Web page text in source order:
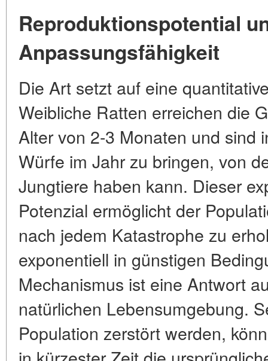
Reproduktionspotential
Anpassungsfähigkeit
Die Art setzt auf eine
Weibliche Ratten erreichen die
Alter von 2-3 Monaten und sind
Würfe im Jahr zu bringen, von
Jungtiere haben kann. Dieser
Potenzial ermöglicht der
nach jedem Katastrophe zu
exponentiell in günstigen
Mechanismus ist eine Antwort
natürlichen Lebensumgebung.
Population zerstört werden,